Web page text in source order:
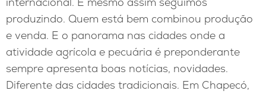
produzindo. Quem está bem combinou produção
e venda. E o panorama nas cidades onde a
atividade agrícola e pecuária é preponderante
sempre apresenta boas notícias, novidades.
Diferente das cidades tradicionais. Em Chapecó,